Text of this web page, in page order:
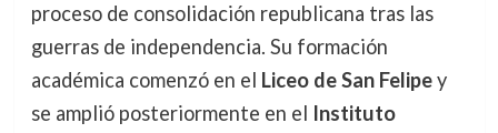
proceso de consolidación republicana tras las
guerras de independencia. Su formación
académica comenzó en el Liceo de San Felipey
se amplió posteriormente en el Instituto